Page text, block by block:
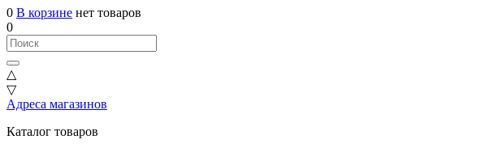
0 В корзине нет товаров
0
△
▽
Адреса магазинов
Каталог товаров